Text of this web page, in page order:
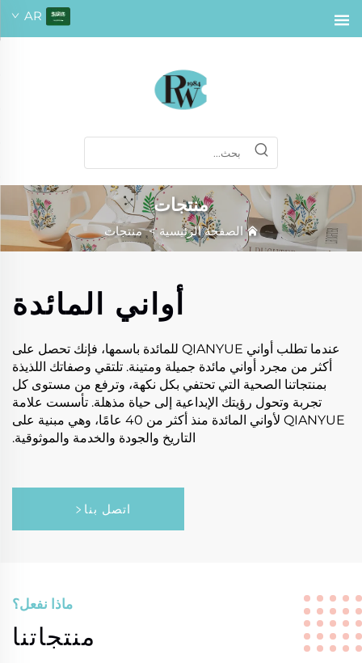
AR
منتجات
الصفحة الرئيسية>منتجات
أواني المائدة
عندما تطلب أواني QIANYUE للمائدة باسمها، فإنك تحصل على
أكثر من مجرد أواني مائدة جميلة ومتينة. تلتقي وصفاتك اللذيذة
بمنتجاتنا الصحية التي تحتفي بكل نكهة، وترفع من مستوى كل
تجربة وتحول رؤيتك الإبداعية إلى حياة مذهلة. تأسست علامة
QIANYUE لأواني المائدة منذ أكثر من 40 عامًا، وهي مبنية على
التاريخ والجودة والخدمة والموثوقية.
اتصل بنا
ماذا نفعل؟
منتجاتنا